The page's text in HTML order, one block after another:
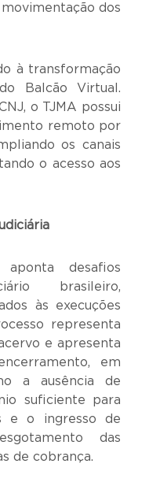
dos
à transformação
Balcão Virtual.
o TJMA possui
remoto por
os canais
o acesso aos
desafios
brasileiro,
às execuções
representa
e apresenta
em
a ausência de
suficiente para
e o ingresso de
das
de cobrança.